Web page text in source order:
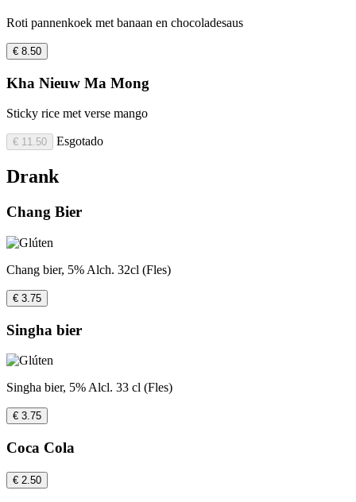
Roti pannenkoek met banaan en chocoladesaus
€ 8.50
Kha Nieuw Ma Mong
Sticky rice met verse mango
€ 11.50 Esgotado
Drank
Chang Bier
Chang bier, 5% Alch. 32cl (Fles)
€ 3.75
Singha bier
Singha bier, 5% Alcl. 33 cl (Fles)
€ 3.75
Coca Cola
€ 2.50